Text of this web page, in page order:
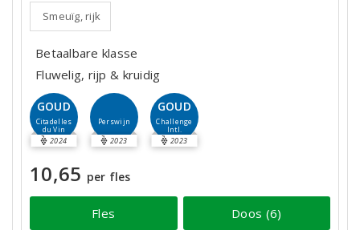
Smeuïg, rijk
Betaalbare klasse
Fluwelig, rijp & kruidig
GOUD
Citadelles
du Vin
2024
Perswijn
2023
GOUD
Challenge
Intl.
2023
10,65 per fles
Fles Doos (6)